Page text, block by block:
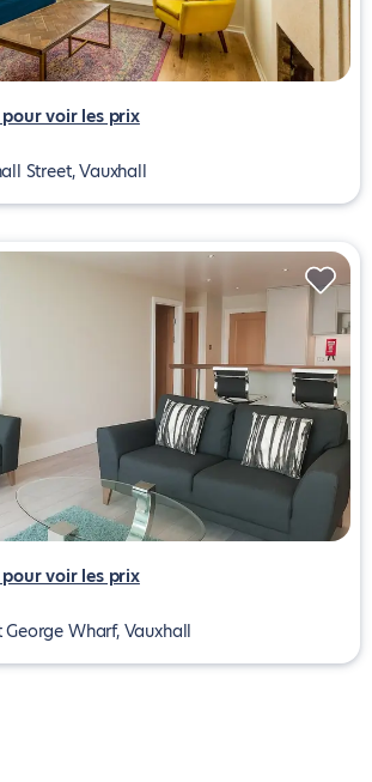
voir les prix
Street, Vauxhall
voir les prix
George Wharf, Vauxhall